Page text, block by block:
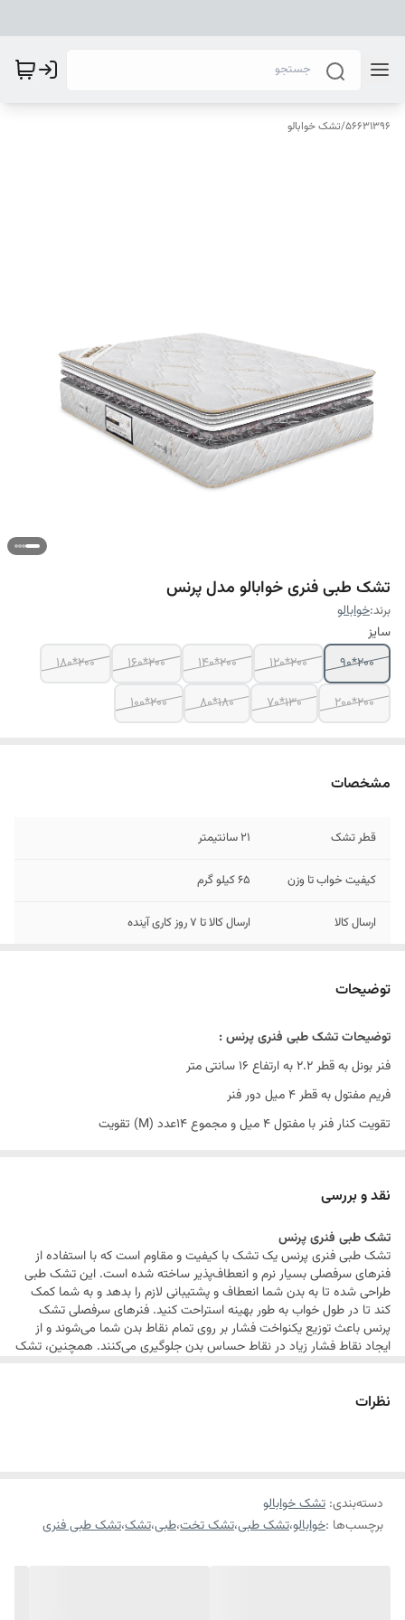
56631396
/تشک خوابالو
تشک طبی فنری خوابالو مدل پرنس
برند:خوابالو
سایز
200*90
200*120
200*140
200*160
200*180
200*200
130*70
180*80
200*100
مشخصات
قطر تشک 21 سانتیمتر
کیفیت خواب تا وزن 65 کیلو گرم
ارسال کالا ارسال کالا تا 7 روز کاری آینده
توضیحات
توضیحات تشک طبی فنری پرنس :
فنر بونل به قطر ۲.۲ به ارتفاع ۱۶ سانتی متر
فریم مفتول به قطر ۴ میل دور فنر
تقویت کنار فنر با مفتول ۴ میل و مجموع ۱۴عدد (M) تقویت
لایه ترموباند ۲۵گرمی ضد حساسیت
الیاف پلی استر ضد حساسیت ۲۰۰گرمی
اسفنج ۱۵کیلویی به قطر ۸ میل پنبدوزی شده در پارچه
پارچه نخ پنبه ۶۵۰ گرمی
قطر تشک: 21 سانتیمتر
استفاده از فنر بونل به قطر ۲.۲ به ارتفاع ۱۶ سانتی متر در تشک
فنرها با نگهداری و پشتیبانی مناسب، برای افزایش استحکام و یکنواختی تشک
بسیار کاربردی هستند. قطر ۲.۲ این فنرها باعث ایجاد یک سطح مناسب و
نقد و بررسی
تشک طبی فنری پرنس
تشک طبی فنری پرنس یک تشک با کیفیت و مقاوم است که با استفاده از
فنرهای سرفصلی بسیار نرم و انعطاف‌پذیر ساخته شده است. این تشک طبی
طراحی شده تا به بدن شما انعطاف و پشتیبانی لازم را بدهد و به شما کمک
کند تا در طول خواب به طور بهینه استراحت کنید. فنرهای سرفصلی تشک
پرنس باعث توزیع یکنواخت فشار بر روی تمام نقاط بدن شما می‌شوند و از
ایجاد نقاط فشار زیاد در نقاط حساس بدن جلوگیری می‌کنند. همچنین، تشک
تری برسید و از استراحتی بهتر و پرانرژی برخوردار شوید.
نظرات
دسته‌بندی: تشک خوابالو
برچسب‌ها :خوابالو،تشک طبی،تشک تخت،طبی،تشک،تشک طبی فنری